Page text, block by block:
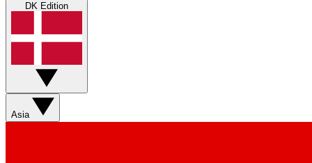
DK Edition
Asia